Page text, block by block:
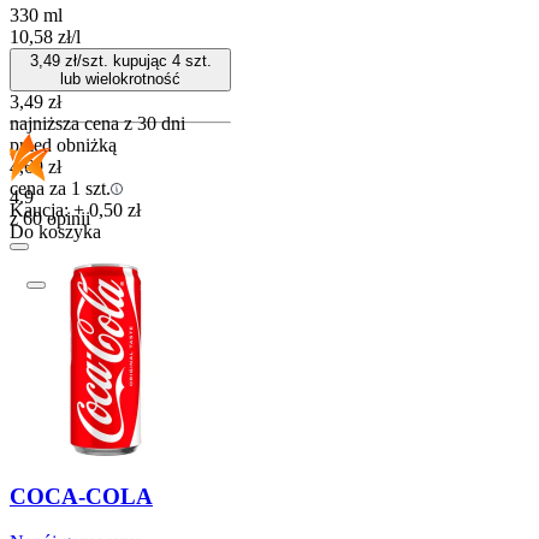
330 ml
10,58 zł/l
3,49zł/szt. kupując 4szt.
lub wielokrotność
3,49 zł
najniższa cena z 30 dni
przed obniżką
4,69 zł
cena za 1 szt.
Kaucja: + 0,50 zł
Do koszyka
4.9
z 60 opinii
COCA-COLA